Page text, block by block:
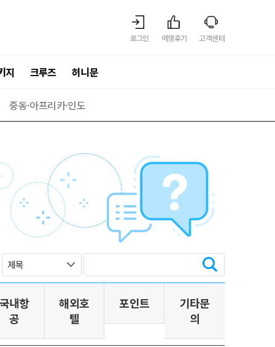
로그인 여행후기 고객센터
지 크루즈 허니문
중동·아프리카·인도
내항
공
해외호
텔
포인트
기타문
의